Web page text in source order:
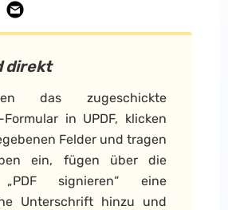
direkt
das zugeschickte
Formular in UPDF, klicken
Felder und tragen
ein, fügen über die
signieren“ eine
Unterschrift hinzu und